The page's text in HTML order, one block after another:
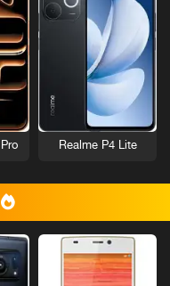
Realme P4 Lite